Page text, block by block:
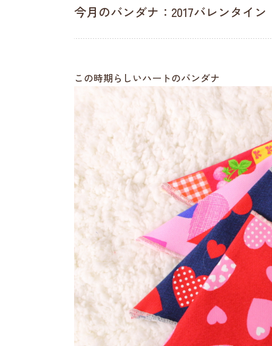
今月のバンダナ：2017バレンタイン
この時期らしいハートのバンダナ